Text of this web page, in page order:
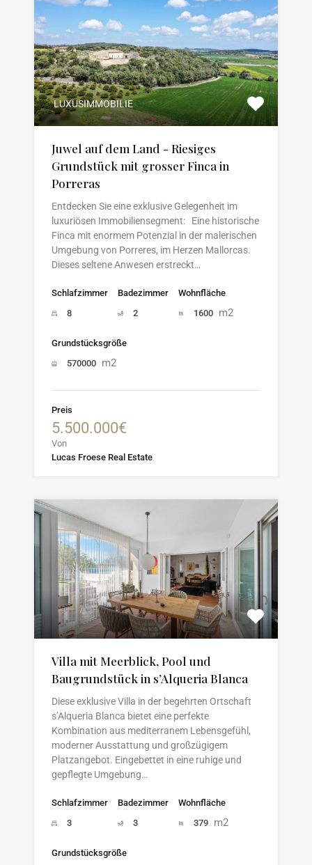
LUXUSIMMOBILIE
Juwel auf dem Land - Riesiges
Grundstück mit grosser Finca in
Porreras
Entdecken Sie eine exklusive Gelegenheit im
luxuriösen Immobiliensegment: Eine historische
Finca mit enormem Potenzial in der malerischen
Umgebung von Porreres, im Herzen Mallorcas.
Dieses seltene Anwesen erstreckt…
Schlafzimmer
8
Badezimmer
2
Wohnfläche
1600 m2
Grundstücksgröße
570000 m2
Preis
5.500.000€
Von
Lucas Froese Real Estate
Villa mit Meerblick, Pool und
Baugrundstück in s’Alqueria Blanca
Diese exklusive Villa in der begehrten Ortschaft
s’Alqueria Blanca bietet eine perfekte
Kombination aus mediterranem Lebensgefühl,
moderner Ausstattung und großzügigem
Platzangebot. Eingebettet in eine ruhige und
gepflegte Umgebung…
Schlafzimmer
3
Badezimmer
3
Wohnfläche
379 m2
Grundstücksgröße